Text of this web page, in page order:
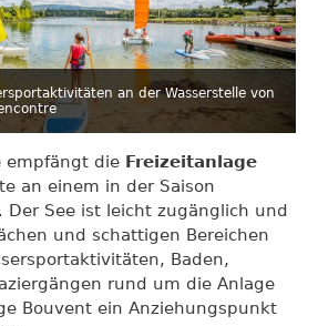
an der Wasserstelle von
empfängt die Freizeitanlage
an einem in der Saison
Der See ist leicht zugänglich und
und schattigen Bereichen
Baden,
rund um die Anlage
Bouvent ein Anziehungspunkt